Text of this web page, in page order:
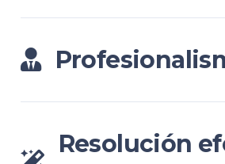
Resolución